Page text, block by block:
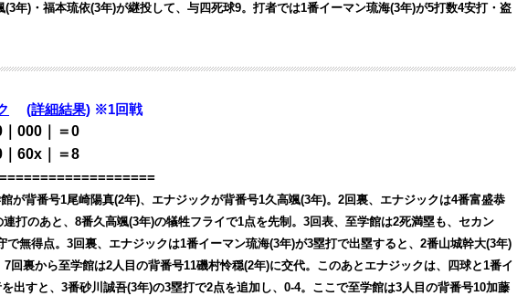
年)・福本琉依(3年)が継投して、与四死球9。打者では1番イーマン琉海(3年)が5打数4安打・盗
(詳細結果) ※1回戦
000｜＝0
60x｜＝8
が背番号1尾崎陽真(2年)、エナジックが背番号1久高颯(3年)。2回裏、エナジックは4番富盛恭
打のあと、8番久高颯(3年)の犠牲フライで1点を先制。3回表、至学館は2死満塁も、セカン
で無得点。3回裏、エナジックは1番イーマン琉海(3年)が3塁打で出塁すると、2番山城幹大(3年)
回裏から至学館は2人目の背番号11磯村怜穏(2年)に交代。このあとエナジックは、四球と1番イ
出すと、3番砂川誠吾(3年)の3塁打で2点を追加し、0-4。ここで至学館は3人目の背番号10加藤